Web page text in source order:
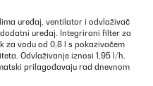
uređaj, ventilator i odvlaživač
uređaj. Integrirani filter za
za vodu od 0,8 l s pokazivačem
Odvlaživanje iznosi 1,95 l/h.
prilagođavaju rad dnevnom